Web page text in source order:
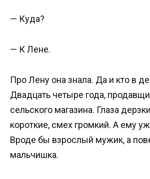
— Куда?
— К Лене.
Про Лену она знала. Да и кто в
Двадцать четыре года,
сельского магазина. Глаза
короткие, смех громкий. А ему
Вроде бы взрослый мужик, а
мальчишка.